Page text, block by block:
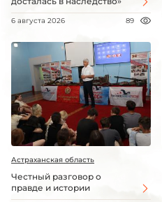
6 августа 2026 89
Астраханская область
Честный разговор о
правде и истории